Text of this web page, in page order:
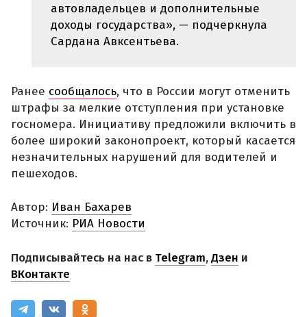
автовладельцев и дополнительные
доходы государства», — подчеркнула
Сардана Авксентьева.
Ранее сообщалось, что в России могут отменить
штрафы за мелкие отступления при установке
госномера. Инициативу предложили включить в
более широкий законопроект, который касается
незначительных нарушений для водителей и
пешеходов.
Автор: Иван Бахарев
Источник: РИА Новости
Подписывайтесь на нас в Telegram,Дзен и
ВКонтакте